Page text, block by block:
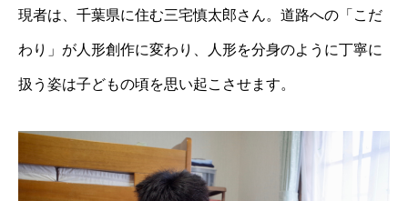
現者は、千葉県に住む三宅慎太郎さん。道路への「こだ
わり」が人形創作に変わり、人形を分身のように丁寧に
扱う姿は子どもの頃を思い起こさせます。